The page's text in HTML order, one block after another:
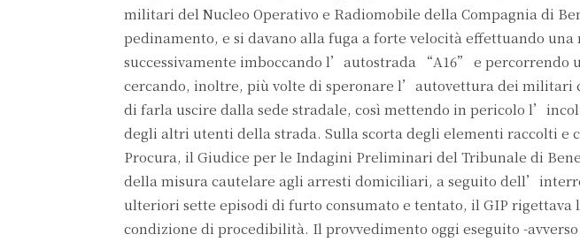
militari del Nucleo Operativo e Radiomobile della Compagnia di
pedinamento, e si davano alla fuga a forte velocità effettuando
successivamente imboccando l’autostrada “A16” e percorrendo
cercando, inoltre, più volte di speronare l’autovettura dei militari
di farla uscire dalla sede stradale, così mettendo in pericolo
degli altri utenti della strada. Sulla scorta degli elementi raccolti e
Procura, il Giudice per le Indagini Preliminari del Tribunale di
della misura cautelare agli arresti domiciliari, a seguito
ulteriori sette episodi di furto consumato e tentato, il GIP
condizione di procedibilità. Il provvedimento oggi eseguito -